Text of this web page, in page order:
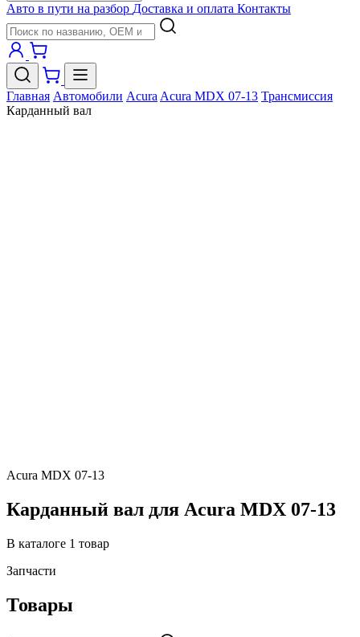
Авто в пути на разбор Доставка и оплата Контакты
Главная Автомобили Acura Acura MDX 07-13 Трансмиссия
Карданный вал
Acura MDX 07-13
Карданный вал для Acura MDX 07-13
В каталоге 1 товар
Запчасти
Товары